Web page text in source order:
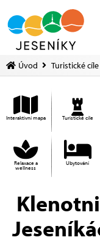
Úvod Turistické cíle
Interaktivní mapa Turistické cíle
Relaxace a
wellness
Ubytování